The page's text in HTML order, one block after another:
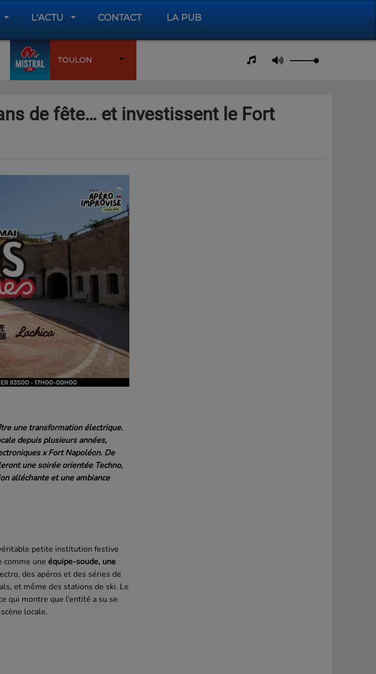
L'ACTU CONTACT LA PUB
TOULON
de fête… et investissent le Fort
une transformation électrique.
depuis plusieurs années,
x Fort Napoléon. De
une soirée orientée Techno,
alléchante et une ambiance
véritable petite institution festive
comme une équipe-soude, une
des apéros et des séries de
et même des stations de ski. Le
qui montre que l’entité a su se
locale.